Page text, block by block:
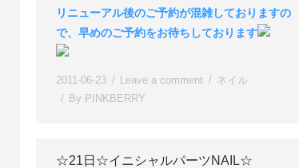
リニューアル後のご予約が混雑しておりますの
で、早めのご予約をお待ちしております
2011-06-23 Leave a comment
ネイル
By PINKBERRY
☆21日☆イニシャルパーツNAIL☆